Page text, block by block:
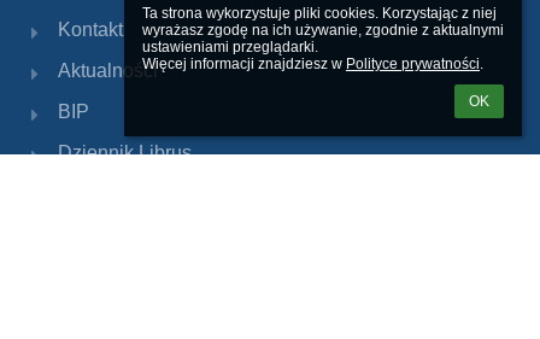
Ta strona wykorzystuje pliki cookies. Korzystając z niej
wyrażasz zgodę na ich używanie, zgodnie z aktualnymi
ustawieniami przeglądarki.
Więcej informacji znajdziesz w Polityce prywatności.
OK
Kontakt
Aktualności
BIP
Dziennik Librus